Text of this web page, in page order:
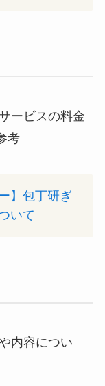
ービスの料金
考
】包丁研ぎ
いて
内容につい